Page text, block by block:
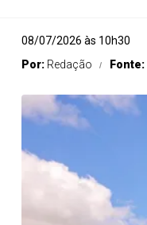
08/07/2026 às 10h30
Por: Redação Fonte: